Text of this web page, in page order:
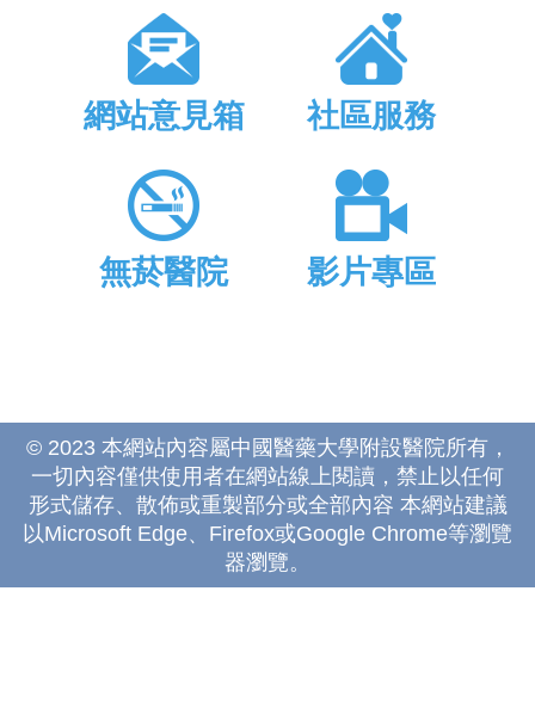
網站意見箱 社區服務
無菸醫院 影片專區
© 2023 本網站內容屬中國醫藥大學附設醫院所有，
一切內容僅供使用者在網站線上閱讀，禁止以任何
形式儲存、散佈或重製部分或全部內容 本網站建議
以Microsoft Edge、Firefox或Google Chrome等瀏覽
器瀏覽。